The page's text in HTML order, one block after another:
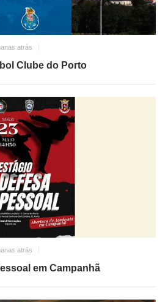
atrás
Clube do Porto
atrás
em Campanhã